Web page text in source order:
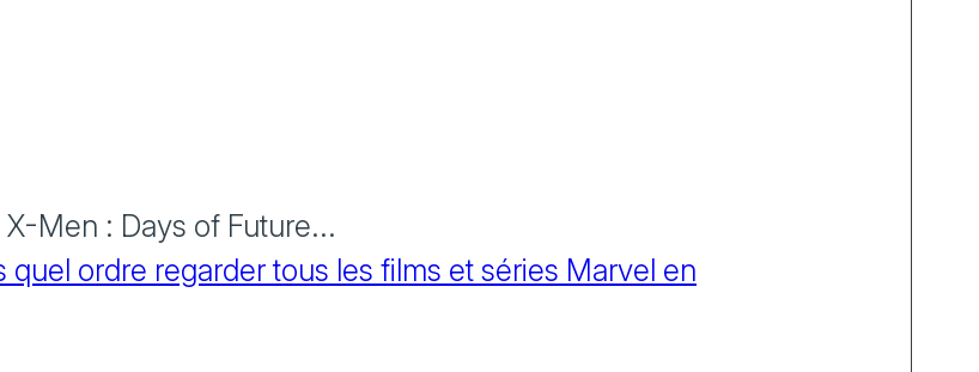
Men : Days of Future...
ordre regarder tous les films et séries Marvel en